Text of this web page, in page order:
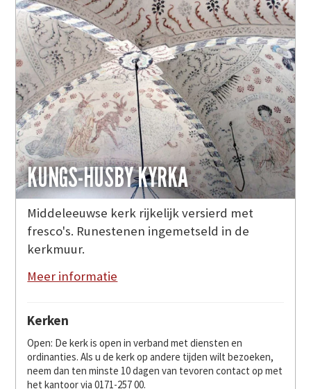
KUNGS-HUSBY KYRKA
Middeleeuwse kerk rijkelijk versierd met
fresco's. Runestenen ingemetseld in de
kerkmuur.
Meer informatie
Kerken
Open: De kerk is open in verband met diensten en
ordinanties. Als u de kerk op andere tijden wilt bezoeken,
neem dan ten minste 10 dagen van tevoren contact op met
het kantoor via 0171-257 00.